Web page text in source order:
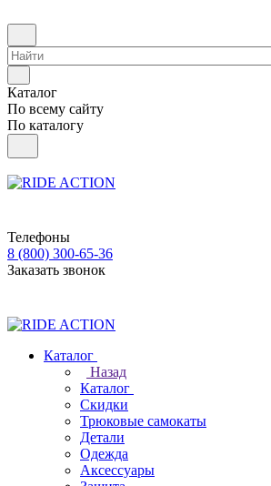
Каталог
По всему сайту
По каталогу
Телефоны
8 (800) 300-65-36
Заказать звонок
Каталог
Назад
Каталог
Скидки
Трюковые самокаты
Детали
Одежда
Аксессуары